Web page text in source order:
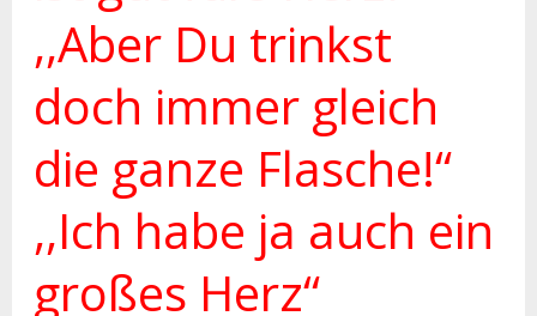
,,Aber Du trinkst
doch immer gleich
die ganze Flasche!“
,,Ich habe ja auch ein
großes Herz“
ganze
Flasche!“
,,Ich
habe
auch
ein